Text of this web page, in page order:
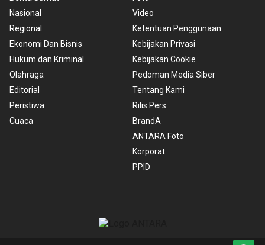
Nasional
Regional
Ekonomi Dan Bisnis
Hukum dan Kriminal
Olahraga
Editorial
Peristiwa
Cuaca
Video
Ketentuan Penggunaan
Kebijakan Privasi
Kebijakan Cookie
Pedoman Media Siber
Tentang Kami
Rilis Pers
BrandA
ANTARA Foto
Korporat
PPID